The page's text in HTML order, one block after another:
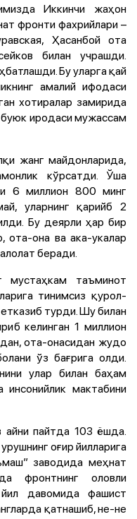
Иккинчи жаҳон
фронти фахрийлари –
Ҳасанбой ота
билан учрашди.
Бу уларга қай
амалий ифодаси
хотиралар замирида
иродаси мужассам
жанг майдонларида,
кўрсатди. Ўша
6 миллион 800 минг
уларнинг қарийб 2
Бу деярли ҳар бир
ота-она ва ака-укалар
беради.
таъминот
тинимсиз қурол-
турди. Шу билан
келинган 1 миллион
ота-онасидан жудо
ўз бағрига олди.
улар билан баҳам
инсонийлик мактабини
пайтда 103 ёшда.
оғир йилларига
заводида меҳнат
фронтнинг оловли
давомида фашист
қатнашиб, не-не